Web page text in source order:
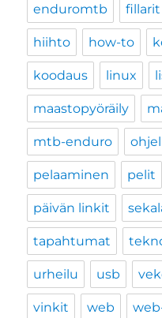
enduromtb fillarit
hiihto how-to
koodaus linux
maastopyöräily
mtb-enduro
pelaaminen pelit
päivän linkit
tapahtumat
urheilu usb
vinkit web